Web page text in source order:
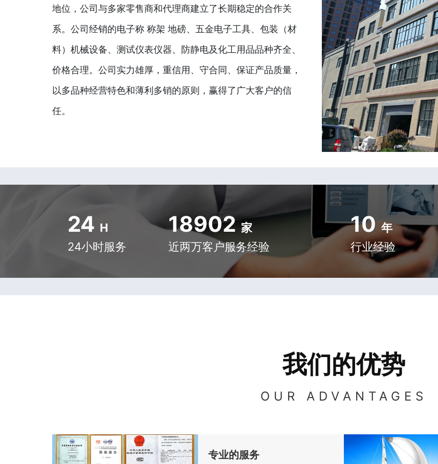
地位，公司与多家零售商和代理商建立了长期稳定的合作关
系。公司经销的电子称 称架 地磅、五金电子工具、包装（材
料）机械设备、测试仪表仪器、防静电及化工用品品种齐全、
价格合理。公司实力雄厚，重信用、守合同、保证产品质量，
以多品种经营特色和薄利多销的原则，赢得了广大客户的信
任。
24 H
24小时服务
18902 家
近两万客户服务经验
10 年
行业经验
我们的优势
OUR ADVANTAGES
专业的服务